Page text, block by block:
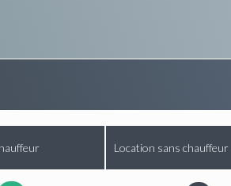
Location sans chauffeur